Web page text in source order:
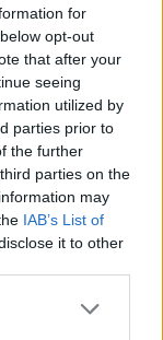
for
opt-out
that after your
seeing
utilized by
parties prior to
the further
parties on the
may
IAB’s List of
it to other